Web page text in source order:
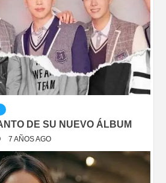
DE SU NUEVO ÁLBUM
7 AÑOS AGO